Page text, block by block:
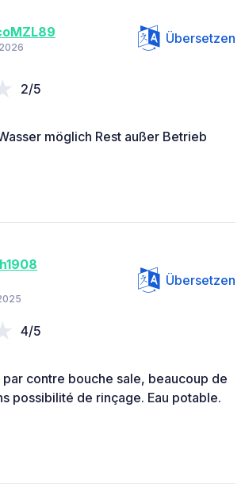
Übersetzen
2/5
möglich Rest außer Betrieb
Übersetzen
4/5
contre bouche sale, beaucoup de
possibilité de rinçage. Eau potable.